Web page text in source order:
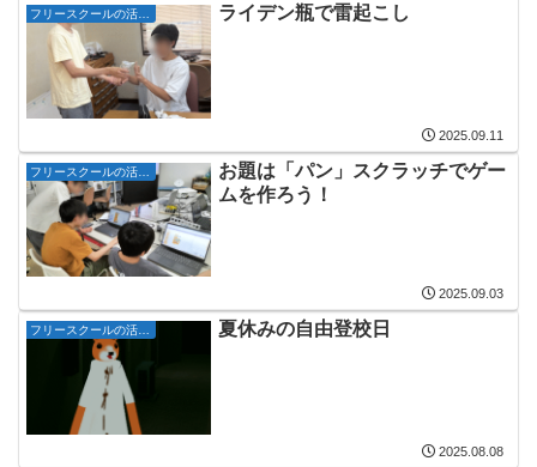
ライデン瓶で雷起こし
2025.09.11
お題は「パン」スクラッチでゲー
ムを作ろう！
2025.09.03
フリースクールの活動記録 夏休みの自由登校日
2025.08.08